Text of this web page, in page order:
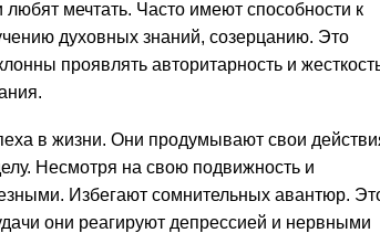
мечтать. Часто имеют способности к
духовных знаний, созерцанию. Это
проявлять авторитарность и
в жизни. Они продумывают свои
Несмотря на свою подвижность и
Избегают сомнительных авантюр.
они реагируют депрессией и нервными